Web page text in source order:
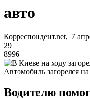
авто
Корреспондент.net, 7
29
8996
Автомобиль загорелся на
Водителю